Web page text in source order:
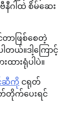
ဂါထဲ စိမ်ဆေး
ာဖြစ်စေတဲ့
ယ်။ဒါ့ကြောင့်
ထားရုံပါပဲ။
ဆီကို ငရုတ်
တိုက်ပေးရင်